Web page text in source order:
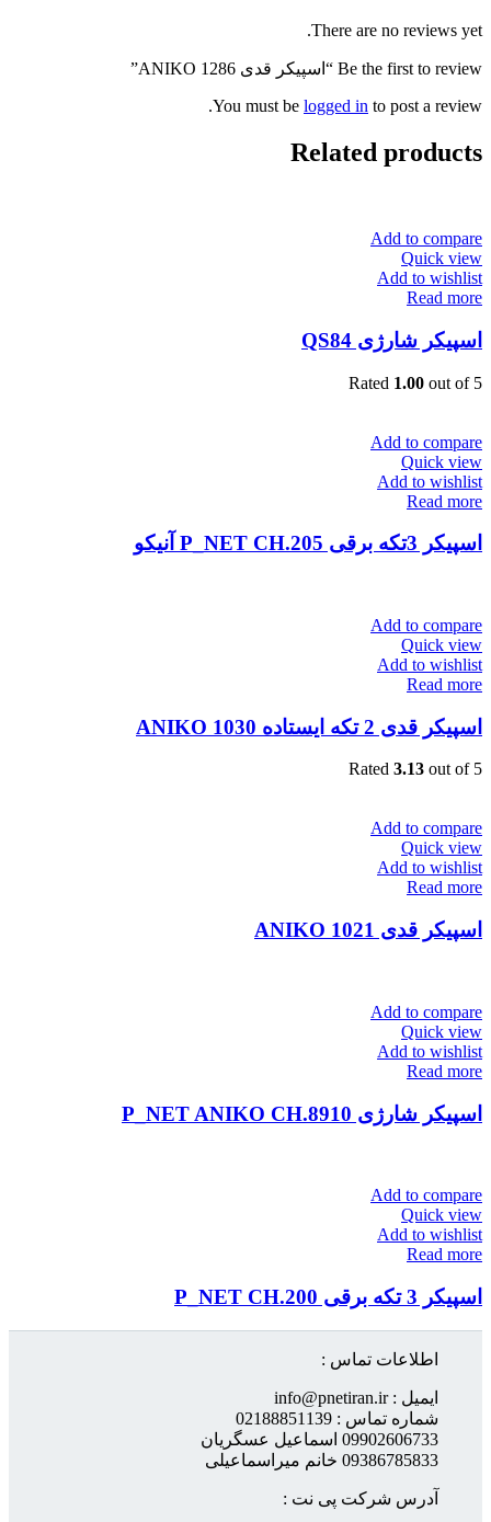
There are no reviews yet.
Be the first to review “اسپیکر قدی ANIKO 1286”
You must be logged in to post a review.
Related products
Add to compare
Quick view
Add to wishlist
Read more
اسپیکر شارژی QS84
Rated 1.00 out of 5
Add to compare
Quick view
Add to wishlist
Read more
اسپیکر 3تکه برقی P_NET CH.205 آنیکو
Add to compare
Quick view
Add to wishlist
Read more
اسپیکر قدی 2 تکه ایستاده ANIKO 1030
Rated 3.13 out of 5
Add to compare
Quick view
Add to wishlist
Read more
اسپیکر قدی ANIKO 1021
Add to compare
Quick view
Add to wishlist
Read more
اسپیکر شارژی P_NET ANIKO CH.8910
Add to compare
Quick view
Add to wishlist
Read more
اسپیکر 3 تکه برقی P_NET CH.200
اطلاعات تماس :
ایمیل : info@pnetiran.ir
شماره تماس : 02188851139
09902606733 اسماعیل عسگریان
09386785833 خانم میراسماعیلی
آدرس شرکت پی نت :